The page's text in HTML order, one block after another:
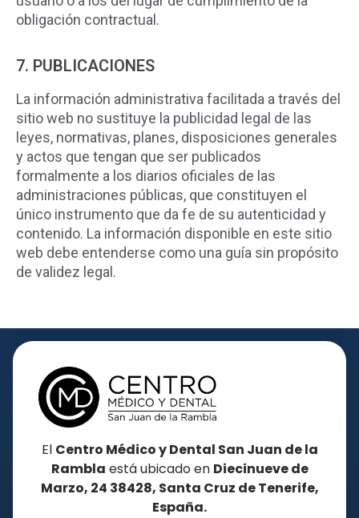
obligación contractual.
7. PUBLICACIONES
La información administrativa facilitada a través del
sitio web no sustituye la publicidad legal de las
leyes, normativas, planes, disposiciones generales
y actos que tengan que ser publicados
formalmente a los diarios oficiales de las
administraciones públicas, que constituyen el
único instrumento que da fe de su autenticidad y
contenido. La información disponible en este sitio
web debe entenderse como una guía sin propósito
de validez legal.
El Centro Médico y Dental San Juan de la
Rambla está ubicado en Diecinueve de
Marzo, 24 38428, Santa Cruz de Tenerife,
España.